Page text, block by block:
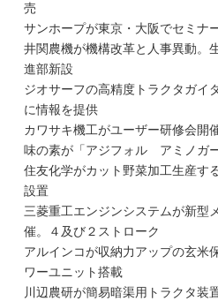
売
サンホープが東京・大阪でセミナ
井関農機が機構改革と人事異動。
進部新設
ジオサーフの高精度トラクタガイ
に情報を提供
カワサキ機工がユーザー研修会開
味の素が「アジフォル アミノガ
住友化学がカット野菜加工生産す
設置
三菱重工エンジンシステムが新型
催。４及び２ストローク
アルインコが収納力アップの玄米
ワーユニット搭載
川辺農研が簡易暗渠用トラクタ装